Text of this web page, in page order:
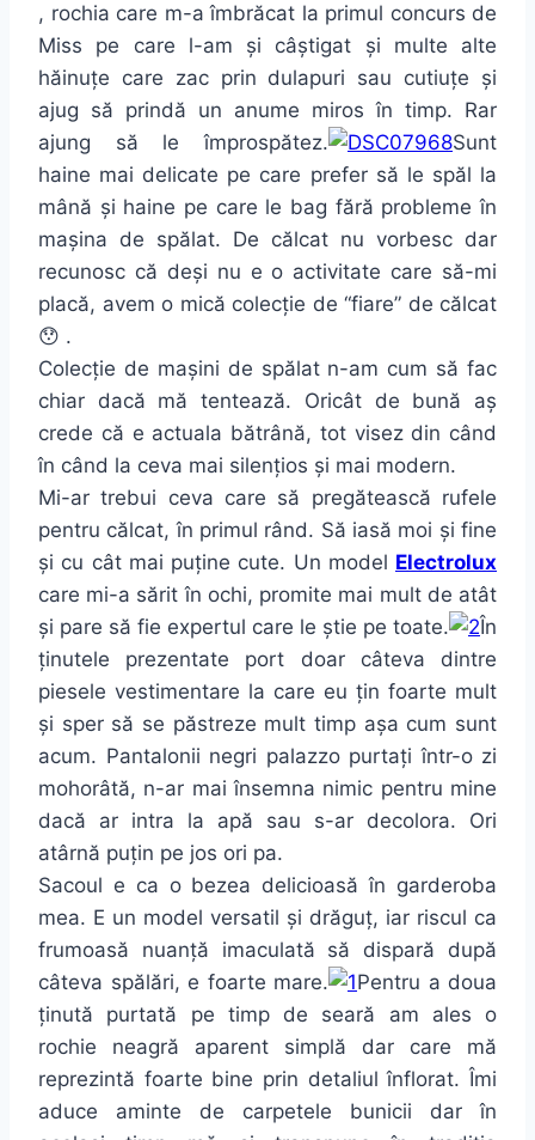
, rochia care m-a îmbrăcat la primul concurs de
Miss pe care l-am și câștigat și multe alte
hăinuțe care zac prin dulapuri sau cutiuțe și
ajug să prindă un anume miros în timp. Rar
ajung să le împrospătez.
Sunt
haine mai delicate pe care prefer să le spăl la
mână și haine pe care le bag fără probleme în
mașina de spălat. De călcat nu vorbesc dar
recunosc că deși nu e o activitate care să-mi
placă, avem o mică colecție de “fiare” de călcat
😯 .
Colecție de mașini de spălat n-am cum să fac
chiar dacă mă tentează. Oricât de bună aș
crede că e actuala bătrână, tot visez din când
în când la ceva mai silențios și mai modern.
Mi-ar trebui ceva care să pregătească rufele
pentru călcat, în primul rând. Să iasă moi și fine
și cu cât mai puține cute. Un model Electrolux
care mi-a sărit în ochi, promite mai mult de atât
și pare să fie expertul care le știe pe toate.
În
ținutele prezentate port doar câteva dintre
piesele vestimentare la care eu țin foarte mult
și sper să se păstreze mult timp așa cum sunt
acum. Pantalonii negri palazzo purtați într-o zi
mohorâtă, n-ar mai însemna nimic pentru mine
dacă ar intra la apă sau s-ar decolora. Ori
atârnă puțin pe jos ori pa.
Sacoul e ca o bezea delicioasă în garderoba
mea. E un model versatil și drăguț, iar riscul ca
frumoasă nuanță imaculată să dispară după
câteva spălări, e foarte mare.
Pentru a doua
ținută purtată pe timp de seară am ales o
rochie neagră aparent simplă dar care mă
reprezintă foarte bine prin detaliul înflorat. Îmi
aduce aminte de carpetele bunicii dar în